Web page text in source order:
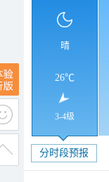
晴
26℃
3-4级
分时段预报